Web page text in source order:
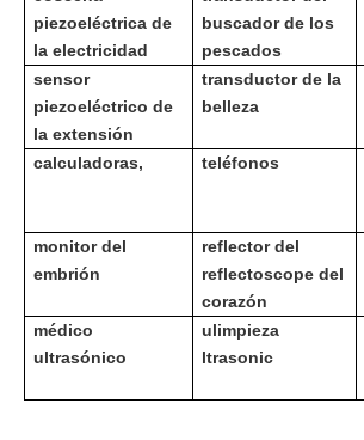
piezoeléctrica de
la electricidad
buscador de los
pescados
sensor
piezoeléctrico de
la extensión
transductor de la
belleza
calculadoras, teléfonos
monitor del
embrión
reflector del
reflectoscope del
corazón
médico
ultrasónico
ulimpieza
ltrasonic